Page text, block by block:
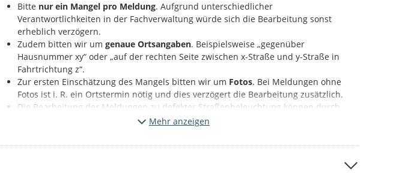
Bitte nur ein Mangel pro Meldung. Aufgrund unterschiedlicher
Verantwortlichkeiten in der Fachverwaltung würde sich die Bearbeitung sonst
erheblich verzögern.
Zudem bitten wir umgenaue Ortsangaben. Beispielsweise „gegenüber
Hausnummer xy“ oder „auf der rechten Seite zwischen x-Straße und y-Straße in
Fahrtrichtung z“.
Zur ersten Einschätzung des Mangels bitten wir um Fotos. Bei Meldungen ohne
Fotos ist i. R. ein Ortstermin nötig und dies verzögert die Bearbeitung zusätzlich.
Die Bearbeitung der Meldungen zu defekter Straßenbeleuchtung können durch
Nennung der Beleuchtungsmastnummerebenfalls beschleunigt werden.
So geht es:
Mehr anzeigen